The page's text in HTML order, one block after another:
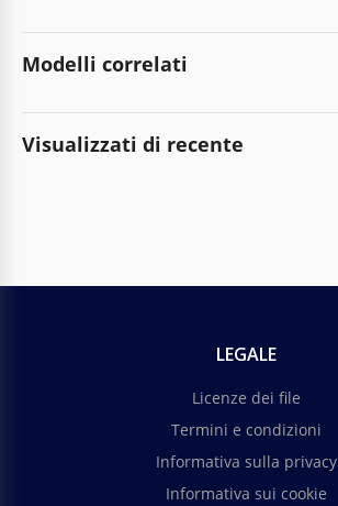
Modelli correlati
Visualizzati di recente
LEGALE
Licenze dei file
Termini e condizioni
Informativa sulla privacy
Informativa sui cookie